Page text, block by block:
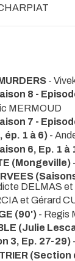
-
8 -
MERMOUD
7 -
ép. 1 à 6) -
6, Ep. 1 à
(Mongeville)
DELMAS
et Gérard
(90') - Regis
(Julie
3, Ep. 27-29)